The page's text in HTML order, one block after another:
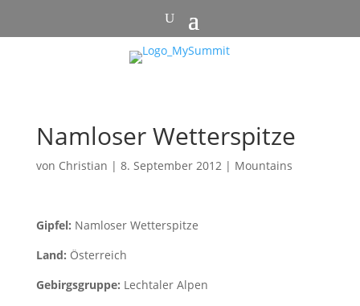
Namloser Wetterspitze
von Christian | 8. September 2012| Mountains
Gipfel: Namloser Wetterspitze
Land: Österreich
Gebirgsgruppe: Lechtaler Alpen